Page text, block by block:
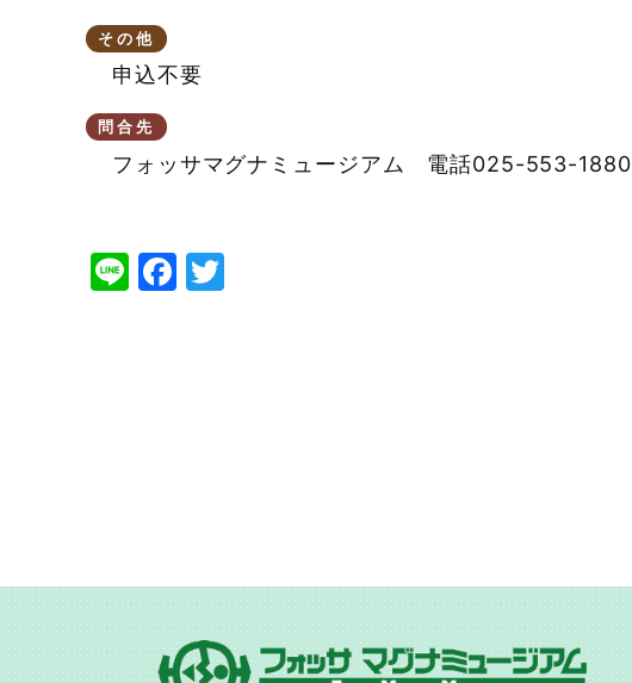
その他
申込不要
問合先
フォッサマグナミュージアム 電話025-553-1880
LineFacebook